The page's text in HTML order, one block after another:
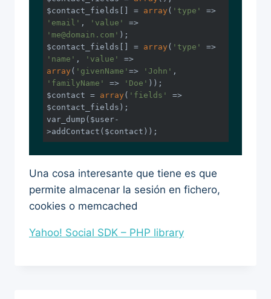
$contact_fields[] = array ( 'type'
'email' , 'value'
'me@domain.com' );
$contact_fields[] = array ( 'type'
'name' , 'value'
array ( 'givenName' => 'John'
'familyName'
=> 'Doe' ));
$contact = array ( 'fields'
=>
$contact_fields);
var_dump($user-
>addContact($contact));
Una cosa interesante que tiene es que
permite almacenar la sesión en fichero,
cookies o memcached
Yahoo! Social SDK – PHP library